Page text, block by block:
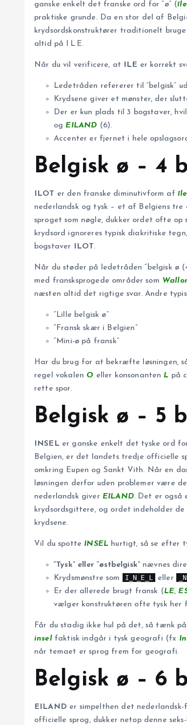
ganske enkelt det franske ord for “ø” (île
praktiske grunde. Da en stor del af
krydsordskonstruktører traditionelt
altid på I L E.
Når du vil verificere, at ILE er korrekt
Ledetråden refererer til “belgisk”
Krydsene giver et mønster, der
Der er kun plads til 3 bogstaver,
og EILAND (6).
Accenter er fjernet i hele
Belgisk ø – 4
ILOT er den franske diminutivform af île
nederlandsk og tysk – et af Belgiens tre
sproget som nøgle, dukker ordet ofte op
krydsord ignoreres typisk diakritiske
bogstaver
ILOT.
Når du støder på ledetråden “belgisk ø
med fransksprogede områder som
næsten altid det rigtige svar. Andre
“Lille belgisk ø”
“Fransk skær i Belgien”
“Mini-ø på fransk”
Har du brug for at bekræfte løsningen,
regel vokalen O eller konsonanten L på
rette spor.
Belgisk ø – 5
INSEL er ganske enkelt det tyske ord
Belgien, er det landets tredje officielle
omkring Eupen og Sankt Vith. Når en
løsningen derfor uden problemer være
nederlandsk giver EILAND. Det er også
krydsords­gittere, og ordet indeholder
krydsene.
Vil du spotte INSEL hurtigt, så se efter
“Tysk” eller “østbelgisk” nævnes
Krydsmønstre som
I_N_E_L eller
Er der allerede brugt fransk (LE,
vælger konstruk­tøren ofte tysk her
Får du stadig ikke hul på det, så tænk på
inselfaktisk indgår i tysk geografi (fx
når temaet er sprog frem for geografi.
Belgisk ø – 6
EILAND er simpelthen det
officielle sprog, dukker netop denne